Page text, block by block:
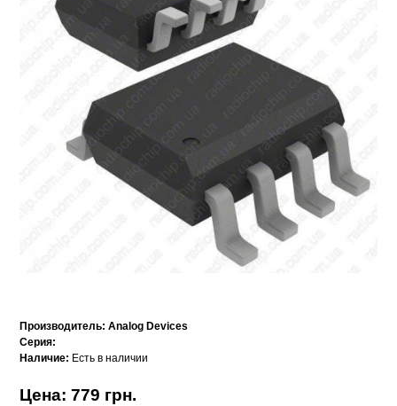
Производитель: Analog Devices
Серия:
Наличие: Есть в наличии
Цена: 779 грн.